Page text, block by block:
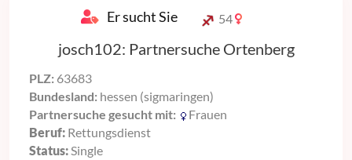
Er sucht Sie 54
josch102: Partnersuche Ortenberg
PLZ: 63683
Bundesland: hessen (sigmaringen)
Partnersuche gesucht mit:
Frauen
Beruf: Rettungsdienst
Status:Single